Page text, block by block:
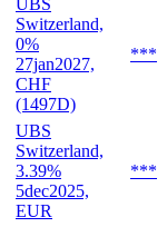
UBS
Switzerland,
0%
27jan2027,
CHF
(1497D)
***
UBS
Switzerland,
3.39%
5dec2025,
EUR
***